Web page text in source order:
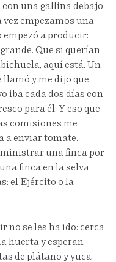
una gallina debajo
empezamos una
empezó a producir:
Que si querían
aquí está. Un
llamó y me dijo que
iba cada dos días con
para él. Y eso que
comisiones me
a enviar tomate.
una finca por
finca en la selva
el Ejército o la
no se les ha ido: cerca
huerta y esperan
de plátano y yuca